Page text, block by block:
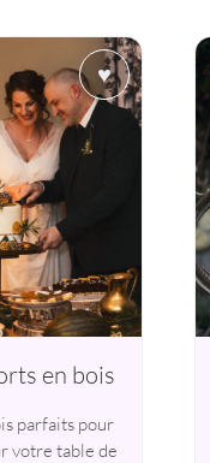
♥
en bois
parfaits pour
votre table de